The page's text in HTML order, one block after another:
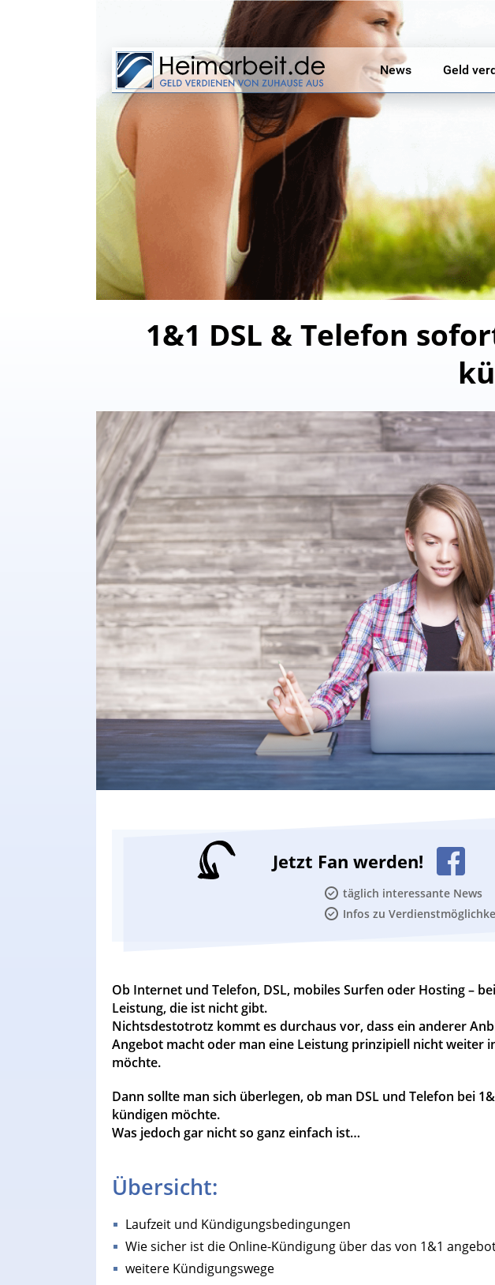
News Geld
1&1 DSL & Telefon
Jetzt Fan werden!
täglich interessante News
Infos zu
Ob Internet und Telefon, DSL, mobiles Surfen oder Hosting –
Leistung, die ist nicht gibt.
Nichtsdestotrotz kommt es durchaus vor, dass ein anderer
Angebot macht oder man eine Leistung prinzipiell nicht weiter
möchte.
Dann sollte man sich überlegen, ob man DSL und Telefon bei
kündigen möchte.
Was jedoch gar nicht so ganz einfach ist…
Übersicht:
Laufzeit und Kündigungsbedingungen
Wie sicher ist die Online-Kündigung über das von 1&1
weitere Kündigungswege